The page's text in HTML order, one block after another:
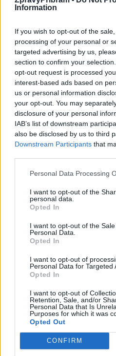
Information
If you wish to opt-out of the
processing of your personal or
targeted advertising by us,
section to confirm your
opt-out request is processed
interest-based ads based on
us or personal information
your opt-out. You may
disclosure of your personal
IAB’s list of downstream
also be disclosed by us to third
Downstream Participants that
Personal Data Processing
I want to opt-out of the
personal data.
Opted In
I want to opt-out of the
Personal Data.
Opted In
I want to opt-out of
Personal Data for Targeted
Opted In
I want to opt-out of
Retention, Sale, and/or
Personal Data that Is
Purposes for which it was
Opted Out
CONFIRM
Stanislav Holobrada:
uplynulý rok velmi
Radek Ctibor - 10. 1. 2021
PŘÍBRAM - Pro zdravotníky byl
nejbližších dnech vám ještě
Zpravodajství
O děti hasičů, policistů,
postaráno
27. 3. 2020
PŘÍBRAM - S uzavřením základních